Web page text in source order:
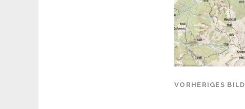
VORHERIGES BILD